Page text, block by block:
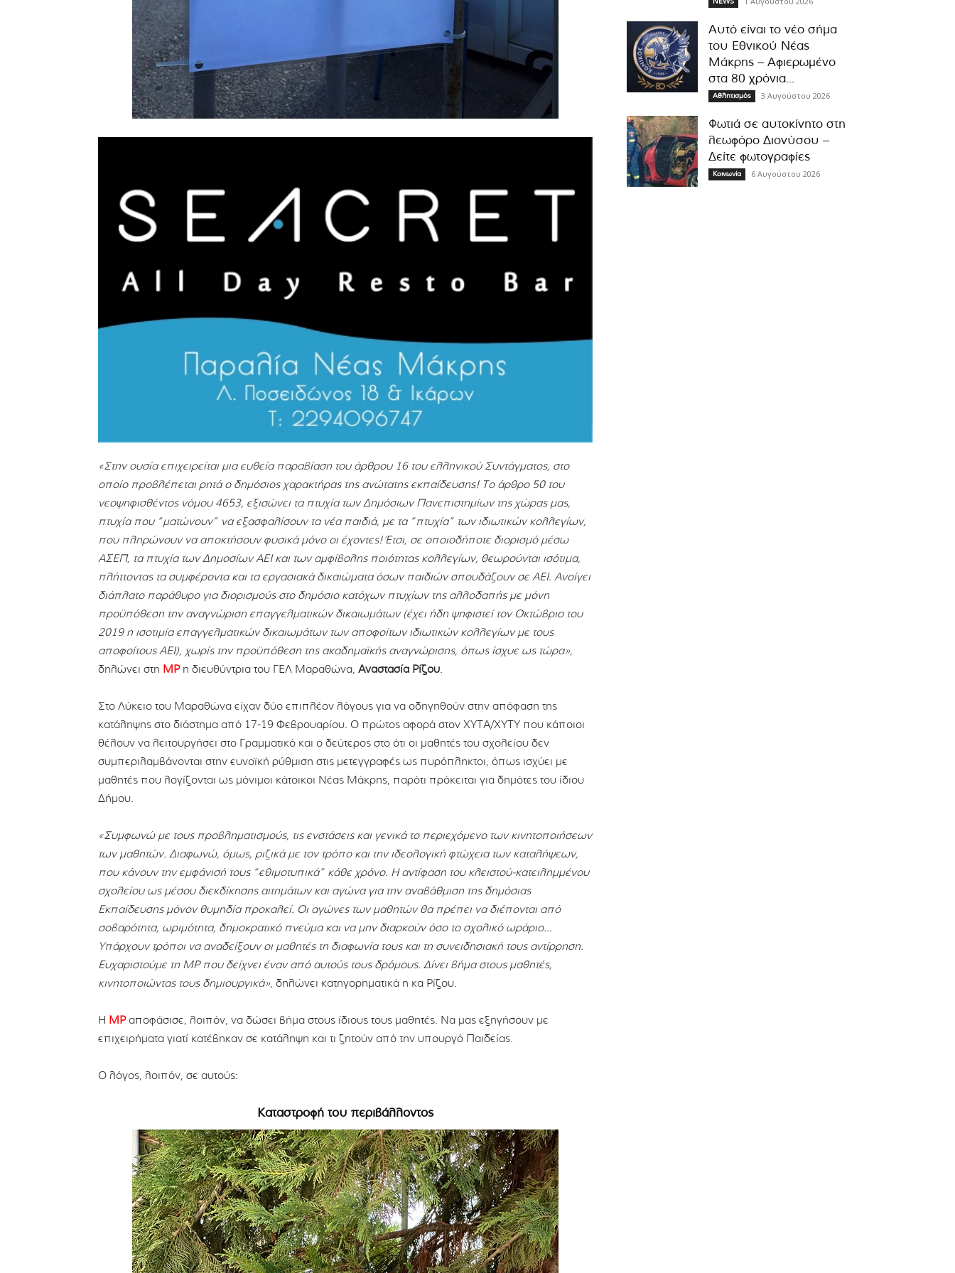
«Στην ουσία επιχειρείται μια ευθεία παραβίαση του άρθρου 16 του ελληνικού Συντάγματος, στο
οποίο προβλέπεται ρητά ο δημόσιος χαρακτήρας της ανώτατης εκπαίδευσης! Το άρθρο 50 του
νεοψηφισθέντος νόμου 4653, εξισώνει τα πτυχία των Δημόσιων Πανεπιστημίων της χώρας μας,
πτυχία που “ματώνουν” να εξασφαλίσουν τα νέα παιδιά, με τα “πτυχία” των ιδιωτικών κολλεγίων,
που πληρώνουν να αποκτήσουν φυσικά μόνο οι έχοντες! Έτσι, σε οποιοδήποτε διορισμό μέσω
ΑΣΕΠ, τα πτυχία των Δημοσίων ΑΕΙ και των αμφίβολης ποιότητας κολλεγίων, θεωρούνται ισότιμα,
πλήττοντας τα συμφέροντα και τα εργασιακά δικαιώματα όσων παιδιών σπουδάζουν σε ΑΕΙ. Ανοίγει
διάπλατο παράθυρο για διορισμούς στο δημόσιο κατόχων πτυχίων της αλλοδαπής με μόνη
προϋπόθεση την αναγνώριση επαγγελματικών δικαιωμάτων (έχει ήδη ψηφιστεί τον Οκτώβριο του
2019 η ισοτιμία επαγγελματικών δικαιωμάτων των αποφοίτων ιδιωτικών κολλεγίων με τους
αποφοίτους ΑΕΙ), χωρίς την προϋπόθεση της ακαδημαϊκής αναγνώρισης, όπως ίσχυε ως τώρα»
δηλώνει στη MP η διευθύντρια του ΓΕΛ Μαραθώνα, Αναστασία Ρίζου
Στο Λύκειο του Μαραθώνα είχαν δύο επιπλέον λόγους για να οδηγηθούν στην απόφαση της
κατάληψης στο διάστημα από 17-19 Φεβρουαρίου. Ο πρώτος αφορά στον ΧΥΤΑ/ΧΥΤΥ που κάποιοι
θέλουν να λειτουργήσει στο Γραμματικό και ο δεύτερος στο ότι οι μαθητές του σχολείου δεν
συμπεριλαμβάνονται στην ευνοϊκή ρύθμιση στις μετεγγραφές ως πυρόπληκτοι, όπως ισχύει με
μαθητές που λογίζονται ως μόνιμοι κάτοικοι Νέας Μάκρης, παρότι πρόκειται για δημότες του ίδιου
Δήμου.
«Συμφωνώ με τους προβληματισμούς, τις ενστάσεις και γενικά το περιεχόμενο των κινητοποιήσεων
των μαθητών. Διαφωνώ, όμως, ριζικά με τον τρόπο και την ιδεολογική φτώχεια των καταλήψεων,
που κάνουν την εμφάνισή τους “εθιμοτυπικά” κάθε χρόνο. Η αντίφαση του κλειστού-κατειλημμένου
σχολείου ως μέσου διεκδίκησης αιτημάτων και αγώνα για την αναβάθμιση της δημόσιας
Εκπαίδευσης μόνον θυμηδία προκαλεί. Οι αγώνες των μαθητών θα πρέπει να διέπονται από
σοβαρότητα, ωριμότητα, δημοκρατικό πνεύμα και να μην διαρκούν όσο το σχολικό ωράριο…
Υπάρχουν τρόποι να αναδείξουν οι μαθητές τη διαφωνία τους και τη συνειδησιακή τους αντίρρηση.
Ευχαριστούμε τη MP που δείχνει έναν από αυτούς τους δρόμους. Δίνει βήμα στους μαθητές,
κινητοποιώντας τους δημιουργικά» , δηλώνει κατηγορηματικά η κα Ρίζου.
Η MP αποφάσισε, λοιπόν, να δώσει βήμα στους ίδιους τους μαθητές. Να μας εξηγήσουν με
επιχειρήματα γιατί κατέβηκαν σε κατάληψη και τι ζητούν από την υπουργό Παιδείας.
Ο λόγος, λοιπόν, σε αυτούς:
Καταστροφή του περιβάλλοντος
NEWS
Αυτό είναι το νέο σήμα
του Εθνικού Νέας
Μάκρης – Αφιερωμένο
στα 80 χρόνια...
Αθλητισμός 3 Αυγούστου 2026
Φωτιά σε αυτοκίνητο στη
λεωφόρο Διονύσου –
Δείτε φωτογραφίες
Κοινωνία 6 Αυγούστου 2026